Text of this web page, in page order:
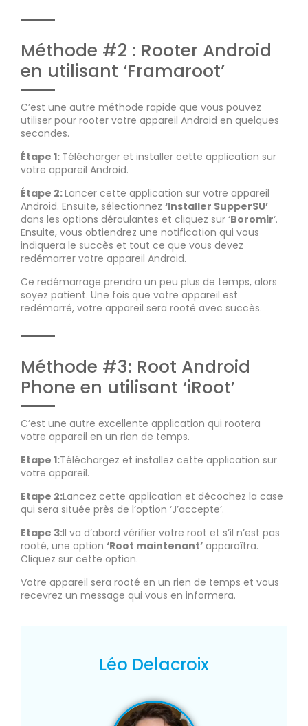
Méthode #2 : Rooter Android
en utilisant ‘Framaroot’
C’est une autre méthode rapide que vous pouvez
utiliser pour rooter votre appareil Android en quelques
secondes.
Étape 1: Télécharger et installer cette application sur
votre appareil Android.
Étape 2:Lancer cette application sur votre appareil
Android. Ensuite, sélectionnez ‘Installer SupperSU’
dans les options déroulantes et cliquez sur ‘Boromir‘.
Ensuite, vous obtiendrez une notification qui vous
indiquera le succès et tout ce que vous devez
redémarrer votre appareil Android.
Ce redémarrage prendra un peu plus de temps, alors
soyez patient. Une fois que votre appareil est
redémarré, votre appareil sera rooté avec succès.
Méthode #3: Root Android
Phone en utilisant ‘iRoot’
C’est une autre excellente application qui rootera
votre appareil en un rien de temps.
Etape 1:Téléchargez et installez cette application sur
votre appareil.
Etape 2:Lancez cette application et décochez la case
qui sera située près de l’option ‘J’accepte’.
Etape 3:Il va d’abord vérifier votre root et s’il n’est pas
rooté, une option ‘Root maintenant’ apparaîtra.
Cliquez sur cette option.
Votre appareil sera rooté en un rien de temps et vous
recevrez un message qui vous en informera.
Léo Delacroix